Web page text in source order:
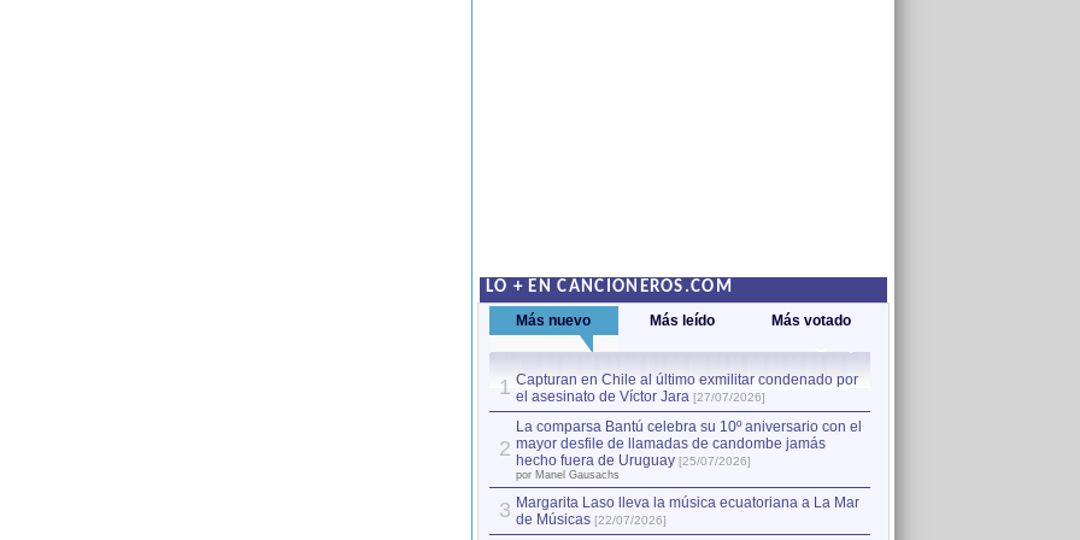
LO + EN CANCIONEROS.COM
Más nuevo Más leído Más votado
1 Capturan en Chile al último exmilitar condenado por
el asesinato de Víctor Jara [27/07/2026]
2
La comparsa Bantú celebra su 10º aniversario con el
mayor desfile de llamadas de candombe jamás
hecho fuera de Uruguay [25/07/2026]
por Manel Gausachs
3 Margarita Laso lleva la música ecuatoriana a La Mar
de Músicas [22/07/2026]